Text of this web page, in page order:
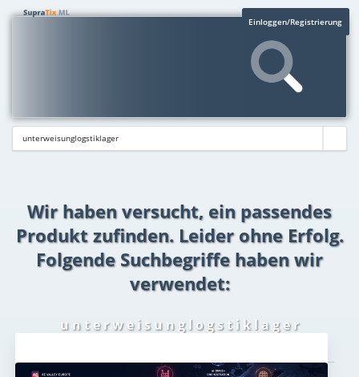
Einloggen/Registrierung
Wir haben versucht, ein passendes
Produkt zufinden. Leider ohne Erfolg.
Folgende Suchbegriffe haben wir
verwendet:
u n t e r w e i s u n g l o g s t i k l a g e r